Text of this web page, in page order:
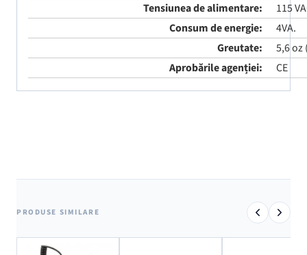
Tensiunea de alimentare:
115
Consum de energie:
4VA.
Greutate:
5,6 oz
Aprobările agenției:
CE
PRODUSE SIMILARE